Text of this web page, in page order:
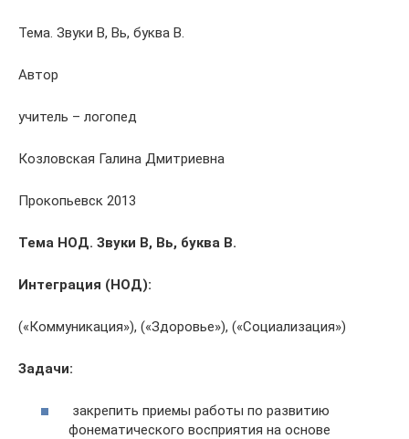
Тема. Звуки В, Вь, буква В.
Автор
учитель – логопед
Козловская Галина Дмитриевна
Прокопьевск 2013
Тема НОД. Звуки В, Вь, буква В.
Интеграция (НОД):
(«Коммуникация»), («Здоровье»), («Социализация»)
Задачи:
закрепить приемы работы по развитию
фонематического восприятия на основе